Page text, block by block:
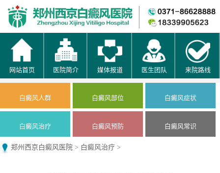
网站首页 医院简介 媒体报道 医生团队 来院路线
白癜风人群 白癜风部位 白癜风症状
白癜风治疗 白癜风预防 白癜风常识
郑州西京白癜风医院 > 白癜风治疗 >